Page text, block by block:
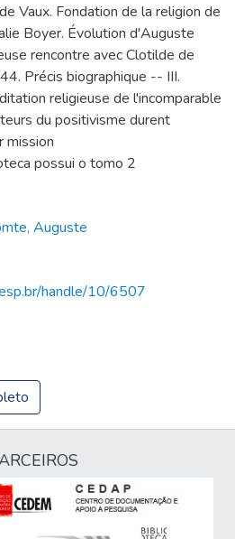
Vaux. Fondation de la religion de
Boyer. Évolution d'Auguste
rencontre avec Clotilde de
Précis biographique -- III.
religieuse de l'incomparable
du positivisme durent
mission
possui o tomo 2
Auguste
handle/10/6507